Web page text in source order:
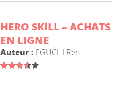
HERO SKILL – ACHATS
EN LIGNE
Auteur : EGUCHI Ren